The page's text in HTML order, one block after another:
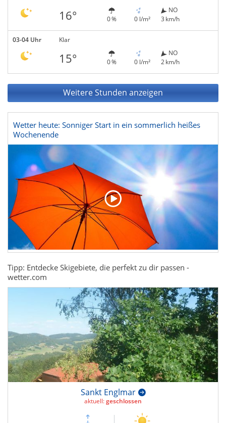
16° 0 % 0 l/m²
NO
3 km/h
03-04 Uhr Klar
15° 0 % 0 l/m²
NO
2 km/h
Weitere Stunden anzeigen
Wetter heute: Sonniger Start in ein sommerlich heißes
Wochenende
Tipp: Entdecke Skigebiete, die perfekt zu dir passen -
wetter.com
Sankt Englmar
aktuell:geschlossen